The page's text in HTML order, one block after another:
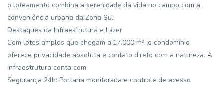
o loteamento combina a serenidade da vida no campo com a
conveniência urbana da Zona Sul.
Destaques da Infraestrutura e Lazer
Com lotes amplos que chegam a 17.000 m², o condomínio
oferece privacidade absoluta e contato direto com a natureza. A
infraestrutura conta com:
Segurança 24h: Portaria monitorada e controle de acesso